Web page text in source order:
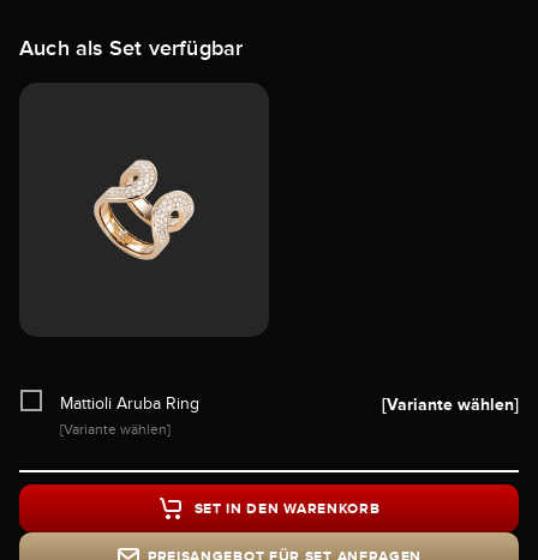
Auch als Set verfügbar
Mattioli Aruba Ring
[Variante wählen]
[Variante wählen]
PREISANGEBOT FÜR SET ANFRAGEN
SET IN DEN WARENKORB